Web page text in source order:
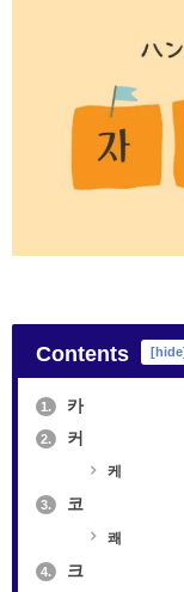
Contents hide
1. 카
2. 커
케
3. 코
쾌
4. 크